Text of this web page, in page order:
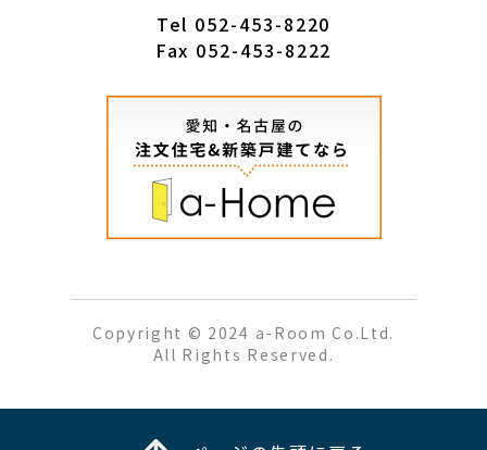
Tel 052-453-8220
Fax 052-453-8222
Copyright © 2024 a-Room Co.Ltd.
All Rights Reserved.